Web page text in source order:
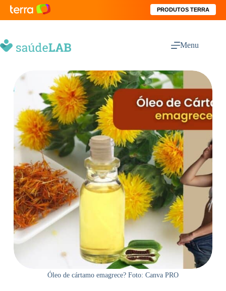
PRODUTOS TERRA
Menu
Óleo de cártamo emagrece? Foto: Canva PRO